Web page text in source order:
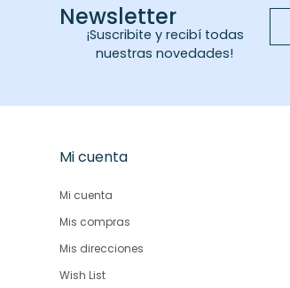
Newsletter
¡Suscribite y recibí todas
nuestras novedades!
Mi cuenta
Mi cuenta
Mis compras
Mis direcciones
Wish List